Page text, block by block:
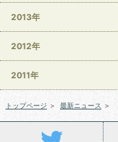
2013年
2012年
2011年
トップページ ＞ 最新ニュース ＞